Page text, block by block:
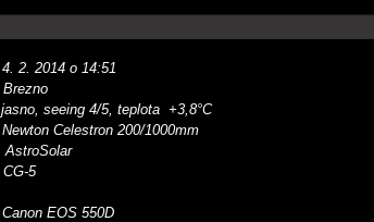
4. 2. 2014 o 14:51
Brezno
jasno, seeing 4/5, teplota +3,8°C
Newton Celestron 200/1000mm
AstroSolar
CG-5
Canon EOS 550D